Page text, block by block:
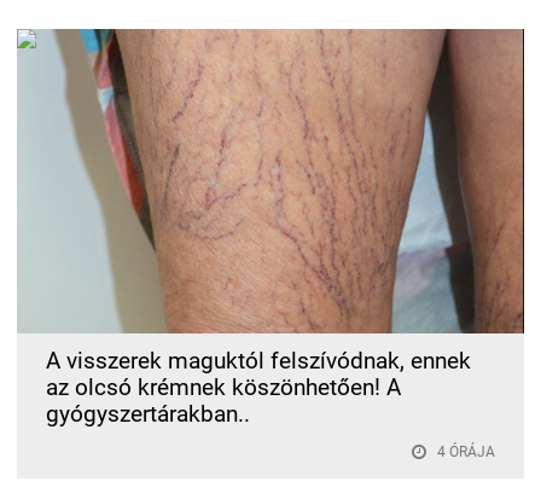
A visszerek maguktól felszívódnak, ennek
az olcsó krémnek köszönhetően! A
gyógyszertárakban..
4 ÓRÁJA